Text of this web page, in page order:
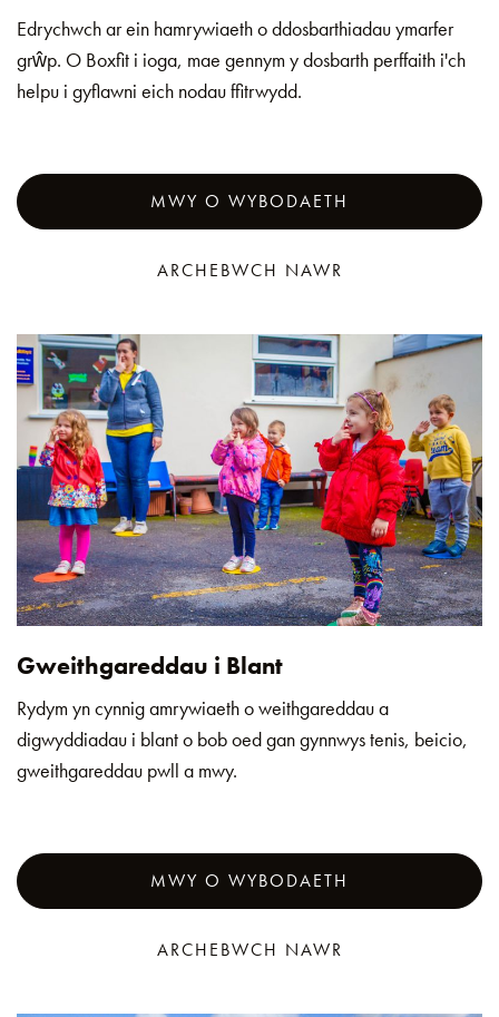
Edrychwch ar ein hamrywiaeth o ddosbarthiadau ymarfer
grŵp. O Boxfit i ioga, mae gennym y dosbarth perffaith i'ch
helpu i gyflawni eich nodau ffitrwydd.
MWY O WYBODAETH
ARCHEBWCH NAWR
Gweithgareddau i Blant
Rydym yn cynnig amrywiaeth o weithgareddau a
digwyddiadau i blant o bob oed gan gynnwys tenis, beicio,
gweithgareddau pwll a mwy.
MWY O WYBODAETH
ARCHEBWCH NAWR